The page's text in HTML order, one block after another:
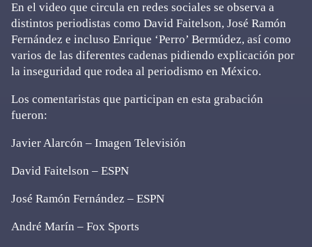
En el video que circula en redes sociales se observa a
distintos periodistas como David Faitelson, José Ramón
Fernández e incluso Enrique ‘Perro’ Bermúdez, así como
varios de las diferentes cadenas pidiendo explicación por
la inseguridad que rodea al periodismo en México.
Los comentaristas que participan en esta grabación
fueron:
Javier Alarcón – Imagen Televisión
David Faitelson – ESPN
José Ramón Fernández – ESPN
André Marín – Fox Sports